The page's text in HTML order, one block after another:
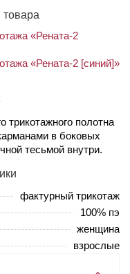
«Рената-2
«Рената-2 [синий]»
трикотажного полотна
в боковых
тесьмой внутри.
фактурный трикотаж
100% пэ
женщина
взрослые